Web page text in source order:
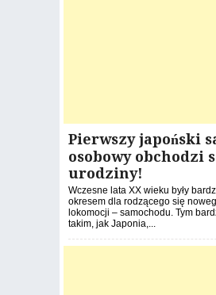
Pierwszy japoński
osobowy obchodzi
urodziny!
Wczesne lata XX wieku były
okresem dla rodzącego się
lokomocji – samochodu. Tym
takim, jak Japonia,...